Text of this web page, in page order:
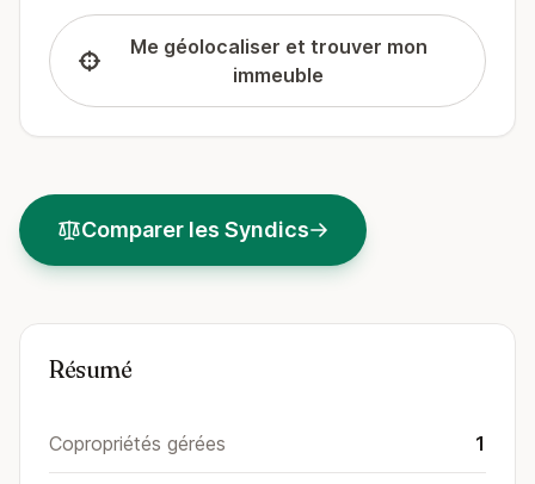
Me géolocaliser et trouver mon
immeuble
Comparer les Syndics
Résumé
Copropriétés gérées 1